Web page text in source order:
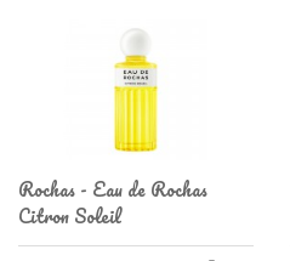
Rochas - Eau de Rochas
Citron Soleil